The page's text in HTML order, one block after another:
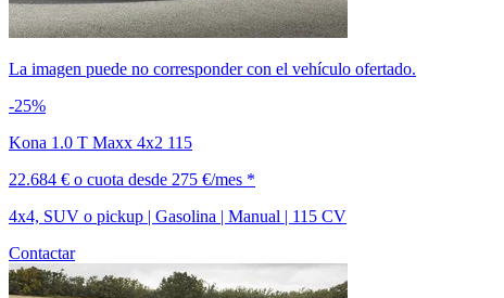
La imagen puede no corresponder con el vehículo ofertado.
-25%
Kona 1.0 T Maxx 4x2 115
22.684 € o cuota desde 275 €/mes *
4x4, SUV o pickup | Gasolina | Manual | 115 CV
Contactar